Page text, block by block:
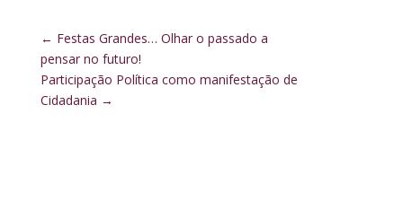
← Festas Grandes… Olhar o passado a
pensar no futuro!
Participação Política como manifestação de
Cidadania →